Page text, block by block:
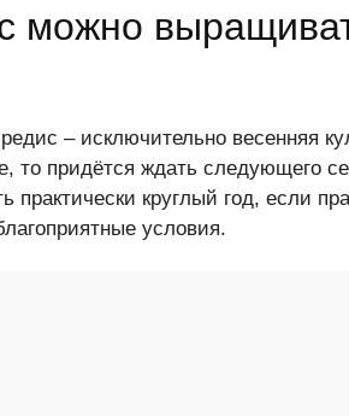
можно
– исключительно весенняя
то придётся ждать следующего
круглый год, если
условия.